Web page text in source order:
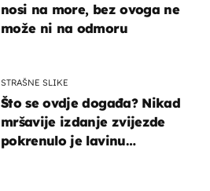
nosi na more, bez ovoga ne
može ni na odmoru
STRAŠNE SLIKE
Što se ovdje događa? Nikad
mršavije izdanje zvijezde
pokrenulo je lavinu